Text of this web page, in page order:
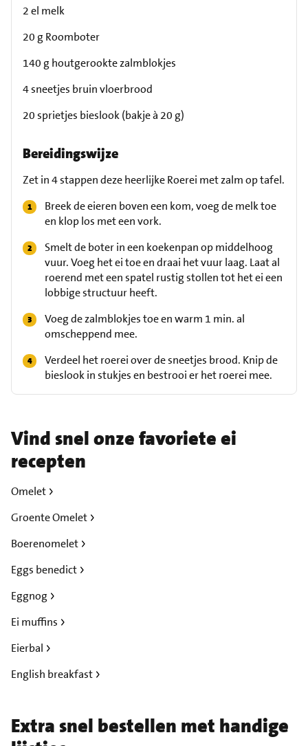
2 el melk
20 g Roomboter
140 g houtgerookte zalmblokjes
4 sneetjes bruin vloerbrood
20 sprietjes bieslook (bakje à 20 g)
Bereidingswijze
Zet in 4 stappen deze heerlijke Roerei met zalm op tafel.
Breek de eieren boven een kom, voeg de melk toe
en klop los met een vork.
Smelt de boter in een koekenpan op middelhoog
vuur. Voeg het ei toe en draai het vuur laag. Laat al
roerend met een spatel rustig stollen tot het ei een
lobbige structuur heeft.
Voeg de zalmblokjes toe en warm 1 min. al
omscheppend mee.
Verdeel het roerei over de sneetjes brood. Knip de
bieslook in stukjes en bestrooi er het roerei mee.
Vind snel onze favoriete ei
recepten
Omelet
Groente Omelet
Boerenomelet
Eggs benedict
Eggnog
Ei muffins
Eierbal
English breakfast
Extra snel bestellen met handige